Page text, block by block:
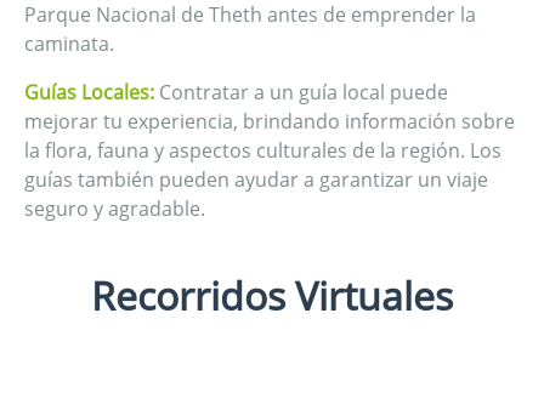
Parque Nacional de Theth antes de emprender la
caminata.
Guías Locales: Contratar a un guía local puede
mejorar tu experiencia, brindando información sobre
la flora, fauna y aspectos culturales de la región. Los
guías también pueden ayudar a garantizar un viaje
seguro y agradable.
Recorridos Virtuales